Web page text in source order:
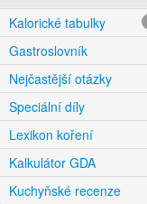
Kalorické tabulky
Gastroslovník
Nejčastější otázky
Speciální díly
Lexikon koření
Kalkulátor GDA
Kuchyňské recenze